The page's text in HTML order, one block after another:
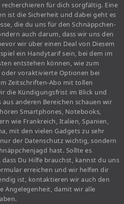
für dich sorgfältig. Eine
ist die Sicherheit und dabei geht es
die du uns für den Schnäppchen-
auch darum, dass wir uns den
wir über einen Deal von Diesem
ein Handytarif sein, bei dem im
entstehen können, wie zum
voraktivierte Optionen bei
Zeitschriften-Abo mit tollen
die Kündigungsfrist im Blick und
anderen Bereichen schauen wir
Smartphones, Notebooks,
wie Frankreich, Italien, Spanien,
mit den vielen Gadgets zu sehr
der Datenschutz wichtig, sondern
hast. Sollte es
Du Hilfe brauchst, kannst du uns
erreichen und wir helfen dir
ist, kontaktieren wir auch den
Angelegenheit, damit wir alle